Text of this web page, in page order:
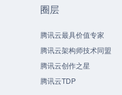
圈层
腾讯云最具价值专家
腾讯云架构师技术同盟
腾讯云创作之星
腾讯云TDP